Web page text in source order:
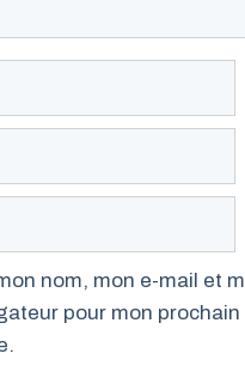
nom, mon e-mail et
pour mon prochain